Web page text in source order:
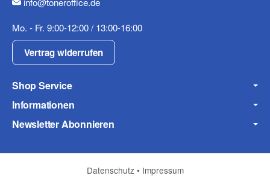
Frage zum Artikel
Ihre Frage
Mo. - Fr. 9:00-12:00 / 13:00-16:00
Vertrag widerrufen
Shop Service
Informationen
Newsletter Abonnieren
Datenschutz • Impressum